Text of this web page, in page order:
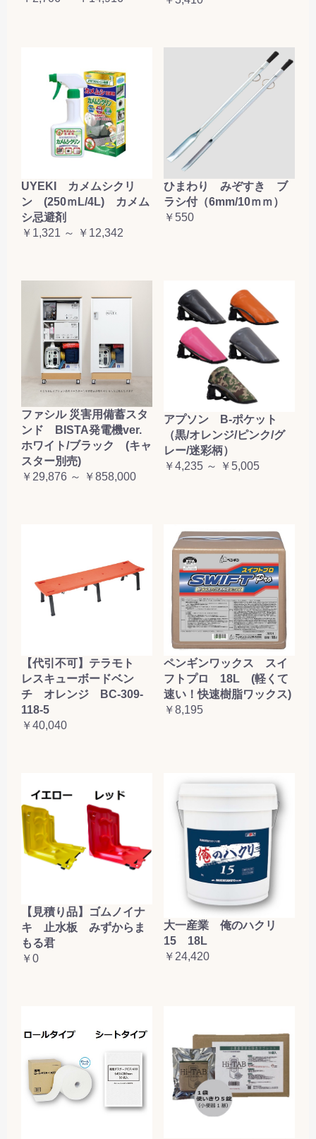
UYEKI カメムシクリ
ン (250ｍL/4L) カメム
シ忌避剤
￥1,321 ～ ￥12,342
ひまわり みぞすき ブ
ラシ付（6mm/10ｍｍ）
￥550
ファシル 災害用備蓄スタ
ンド BISTA発電機ver.
ホワイト/ブラック (キャ
スター別売)
￥29,876 ～ ￥858,000
アプソン B-ポケット
（黒/オレンジ/ピンク/グ
レー/迷彩柄）
￥4,235 ～ ￥5,005
【代引不可】テラモト
レスキューボードベン
チ オレンジ BC-309-
118-5
￥40,040
ペンギンワックス スイ
フトプロ 18L (軽くて
速い！快速樹脂ワックス)
￥8,195
【見積り品】ゴムノイナ
キ 止水板 みずからま
もる君
￥0
大一産業 俺のハクリ
15 18L
￥24,420